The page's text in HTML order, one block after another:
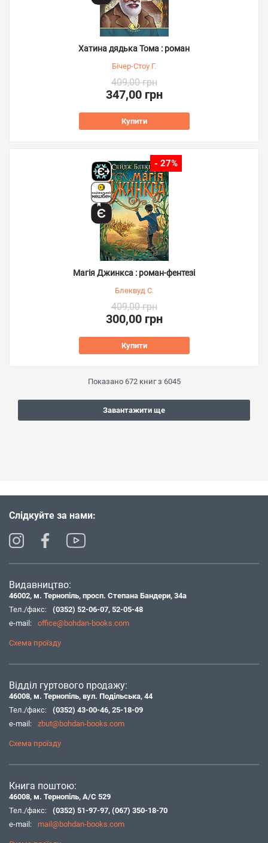
Хатина дядька Тома : роман
Бічер-Стоу Г.
409,00 грн
347,00 грн
Купити
- 27%
Магія Джинкса : роман-фентезі
Блеквуд С.
409,00 грн
300,00 грн
Купити
Показано 672книг з 6045
Завантажити ще
Слідкуйте за нами:
Видавництво:
46002, м. Тернопіль, просп. Степана Бандери, 34а
Тел./факс:
(0352) 52-06-07, 52-05-48
e-mail:
office@bohdan-books.com
Схема проїзду
Відділ гуртового продажу:
46008, м. Тернопіль, вул. Подільська, 44
Тел./факс:
(0352) 43-00-46, 25-18-09
e-mail:
zbut@bohdan-books.com
Схема проїзду
Книга поштою:
46008, м. Тернопіль, А/С 529
Тел./факс:
(0352) 51-97-97, (067) 350-18-70
e-mail:
mail@bohdan-books.com